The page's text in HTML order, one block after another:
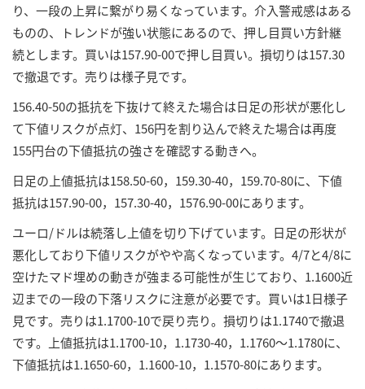
り、一段の上昇に繋がり易くなっています。介入警戒感はある
ものの、トレンドが強い状態にあるので、押し目買い方針継
続とします。買いは157.90-00で押し目買い。損切りは157.30
で撤退です。売りは様子見です。
156.40-50の抵抗を下抜けて終えた場合は日足の形状が悪化し
て下値リスクが点灯、156円を割り込んで終えた場合は再度
155円台の下値抵抗の強さを確認する動きへ。
日足の上値抵抗は158.50-60，159.30-40，159.70-80に、下値
抵抗は157.90-00，157.30-40，1576.90-00にあります。
ユーロ/ドルは続落し上値を切り下げています。日足の形状が
悪化しており下値リスクがやや高くなっています。4/7と4/8に
空けたマド埋めの動きが強まる可能性が生じており、1.1600近
辺までの一段の下落リスクに注意が必要です。買いは1日様子
見です。売りは1.1700-10で戻り売り。損切りは1.1740で撤退
です。上値抵抗は1.1700-10，1.1730-40，1.1760～1.1780に、
下値抵抗は1.1650-60，1.1600-10，1.1570-80にあります。